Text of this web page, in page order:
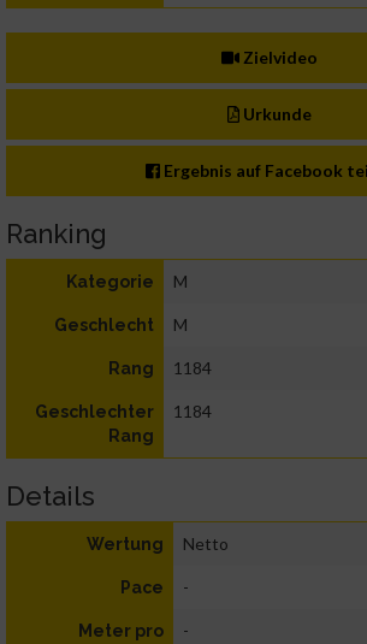
Zielvideo
Urkunde
Ergebnis auf Facebook
Ranking
Kategorie M
Geschlecht M
Rang 1184
Geschlechter
Rang
1184
Details
Wertung Netto
Pace -
Meter pro
-